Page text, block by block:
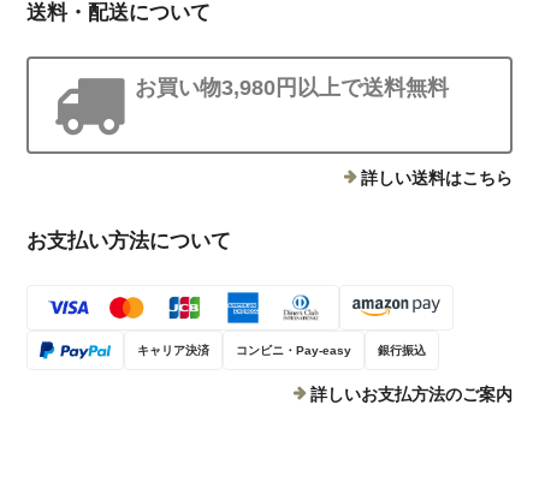
送料・配送について
お買い物3,980円以上で送料無料
詳しい送料はこちら
お支払い方法について
キャリア決済 コンビニ・Pay-easy 銀行振込
詳しいお支払方法のご案内